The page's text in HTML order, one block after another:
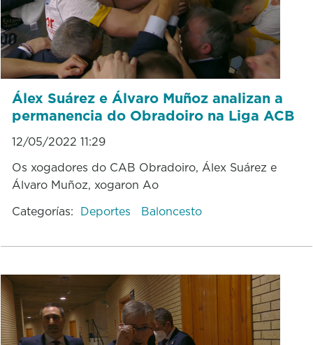
Álex Suárez e Álvaro Muñoz analizan a
permanencia do Obradoiro na Liga ACB
12/05/2022 11:29
Os xogadores do CAB Obradoiro, Álex Suárez e
Álvaro Muñoz, xogaron Ao
Categorías: Deportes Baloncesto